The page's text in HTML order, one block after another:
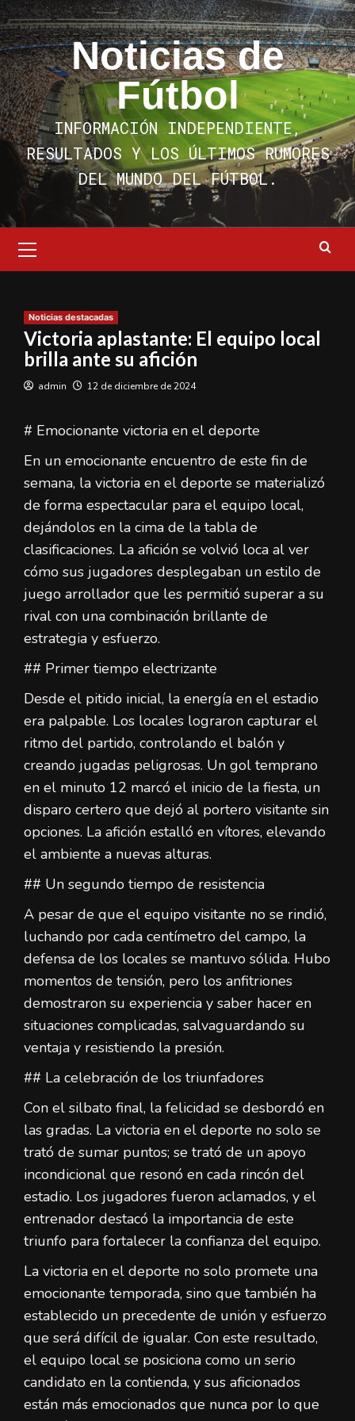
Saltar
al
contenido
Noticias de
Fútbol
INFORMACIÓN INDEPENDIENTE,
RESULTADOS Y LOS ÚLTIMOS RUMORES
DEL MUNDO DEL FÚTBOL.
primario
Noticias destacadas
Victoria aplastante: El equipo local
brilla ante su afición
admin 12 de diciembre de 2024
# Emocionante victoria en el deporte
En un emocionante encuentro de este fin de
semana, la victoria en el deporte se materializó
de forma espectacular para el equipo local,
dejándolos en la cima de la tabla de
clasificaciones. La afición se volvió loca al ver
cómo sus jugadores desplegaban un estilo de
juego arrollador que les permitió superar a su
rival con una combinación brillante de
estrategia y esfuerzo.
## Primer tiempo electrizante
Desde el pitido inicial, la energía en el estadio
era palpable. Los locales lograron capturar el
ritmo del partido, controlando el balón y
creando jugadas peligrosas. Un gol temprano
en el minuto 12 marcó el inicio de la fiesta, un
disparo certero que dejó al portero visitante sin
opciones. La afición estalló en vítores, elevando
el ambiente a nuevas alturas.
## Un segundo tiempo de resistencia
A pesar de que el equipo visitante no se rindió,
luchando por cada centímetro del campo, la
defensa de los locales se mantuvo sólida. Hubo
momentos de tensión, pero los anfitriones
demostraron su experiencia y saber hacer en
situaciones complicadas, salvaguardando su
ventaja y resistiendo la presión.
## La celebración de los triunfadores
Con el silbato final, la felicidad se desbordó en
las gradas. La victoria en el deporte no solo se
trató de sumar puntos; se trató de un apoyo
incondicional que resonó en cada rincón del
estadio. Los jugadores fueron aclamados, y el
entrenador destacó la importancia de este
triunfo para fortalecer la confianza del equipo.
La victoria en el deporte no solo promete una
emocionante temporada, sino que también ha
establecido un precedente de unión y esfuerzo
que será difícil de igualar. Con este resultado,
el equipo local se posiciona como un serio
candidato en la contienda, y sus aficionados
están más emocionados que nunca por lo que